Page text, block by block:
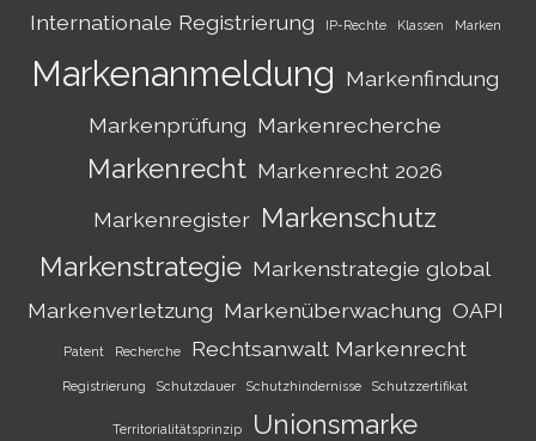
Internationale Registrierung IP-Rechte Klassen Marken
Markenanmeldung Markenfindung
Markenprüfung Markenrecherche
Markenrecht Markenrecht 2026
Markenregister Markenschutz
Markenstrategie Markenstrategie global
Markenverletzung Markenüberwachung OAPI
Patent Recherche Rechtsanwalt Markenrecht
Registrierung Schutzdauer Schutzhindernisse Schutzzertifikat
Territorialitätsprinzip Unionsmarke